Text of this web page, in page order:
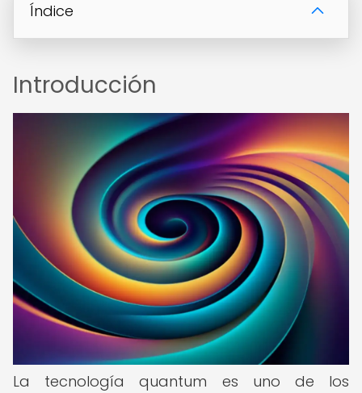
Índice
Introducción
La tecnología quantum es uno de los